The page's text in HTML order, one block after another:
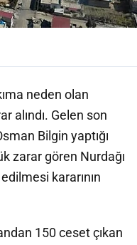
neden olan
alındı. Gelen son
Bilgin yaptığı
zarar gören Nurdağı
kararının
150 ceset çıkan